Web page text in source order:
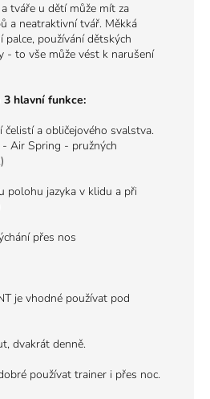
tváře u dětí může mít za
a neatraktivní tvář. Měkká
používání dětských
- to vše může vést k narušení
hlavní funkce:
čelistí a obličejového svalstva.
Air Spring - pružných
polohu jazyka v klidu a při
přes nos
je vhodné používat pod
dvakrát denně.
používat trainer i přes noc.